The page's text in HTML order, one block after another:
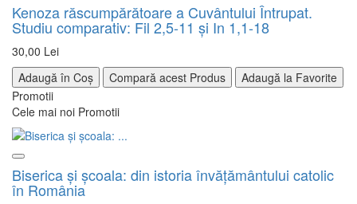
Kenoza răscumpărătoare a Cuvântului Întrupat.
Studiu comparativ: Fil 2,5-11 și In 1,1-18
30,00 Lei
Adaugă în Coș
Compară acest Produs
Adaugă la Favorite
Promotii
Cele mai noi Promotii
Biserica şi şcoala: din istoria învăţământului catolic
în România